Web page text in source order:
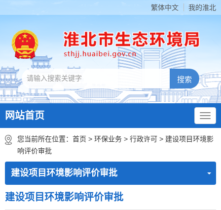
繁体中文 我的淮北
网站首页
您当前所在位置： 首页 > 环保业务 > 行政许可 > 建设项目环境影
响评价审批
建设项目环境影响评价审批
建设项目环境影响评价审批